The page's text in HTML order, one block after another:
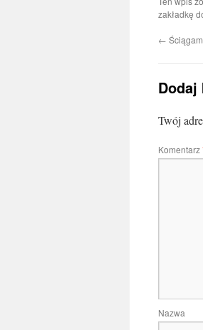
zakładkę
←
Dodaj
Twój
Komentarz
Nazwa